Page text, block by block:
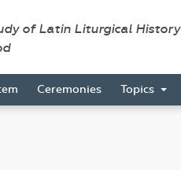
of Latin Liturgical History
Ceremonies Topics